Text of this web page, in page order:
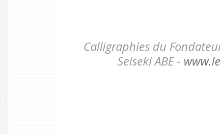
Calligraphies du
Seiseki ABE-